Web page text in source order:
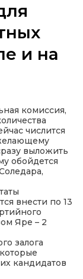
и на
комиссия,
числится
выложить
обойдется
внести по 13
Яре – 2
залога
кандидатов